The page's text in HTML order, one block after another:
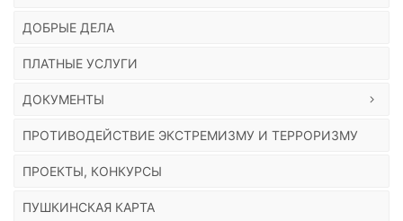
ДОБРЫЕ ДЕЛА
ПЛАТНЫЕ УСЛУГИ
ДОКУМЕНТЫ
ПРОТИВОДЕЙСТВИЕ ЭКСТРЕМИЗМУ И ТЕРРОРИЗМУ
ПРОЕКТЫ, КОНКУРСЫ
ПУШКИНСКАЯ КАРТА